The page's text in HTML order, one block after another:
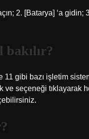
2. [Batarya] ‘a
bakılır?
11 gibi bazı işletim
seçeneği tıklayarak